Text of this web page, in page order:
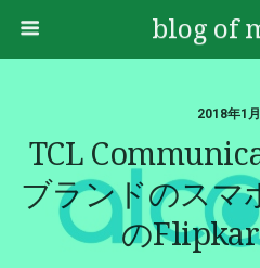
blog of
2018年1
TCL
ブランドのスマ
の